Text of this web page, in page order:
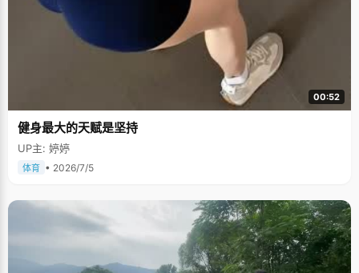
00:52
健身最大的天赋是坚持
UP主: 婷婷
体育 • 2026/7/5